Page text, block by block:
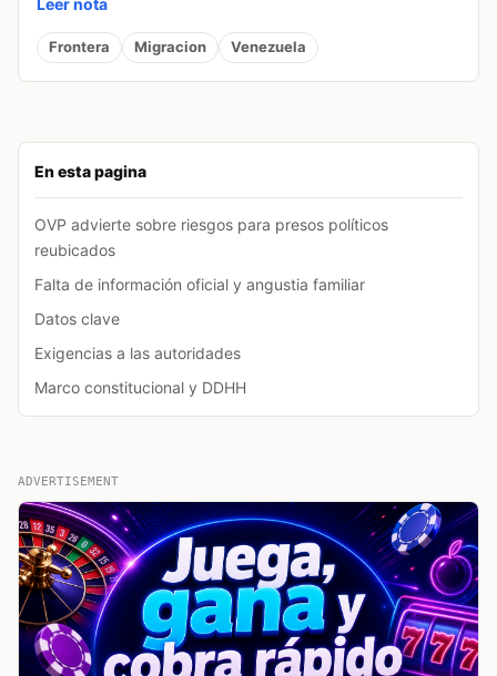
En esta pagina
OVP advierte sobre riesgos para presos políticos
reubicados
Falta de información oficial y angustia familiar
Datos clave
Exigencias a las autoridades
Marco constitucional y DDHH
Frontera Migracion Venezuela
ADVERTISEMENT